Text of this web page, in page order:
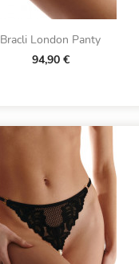
Bracli London Panty
94,90 €